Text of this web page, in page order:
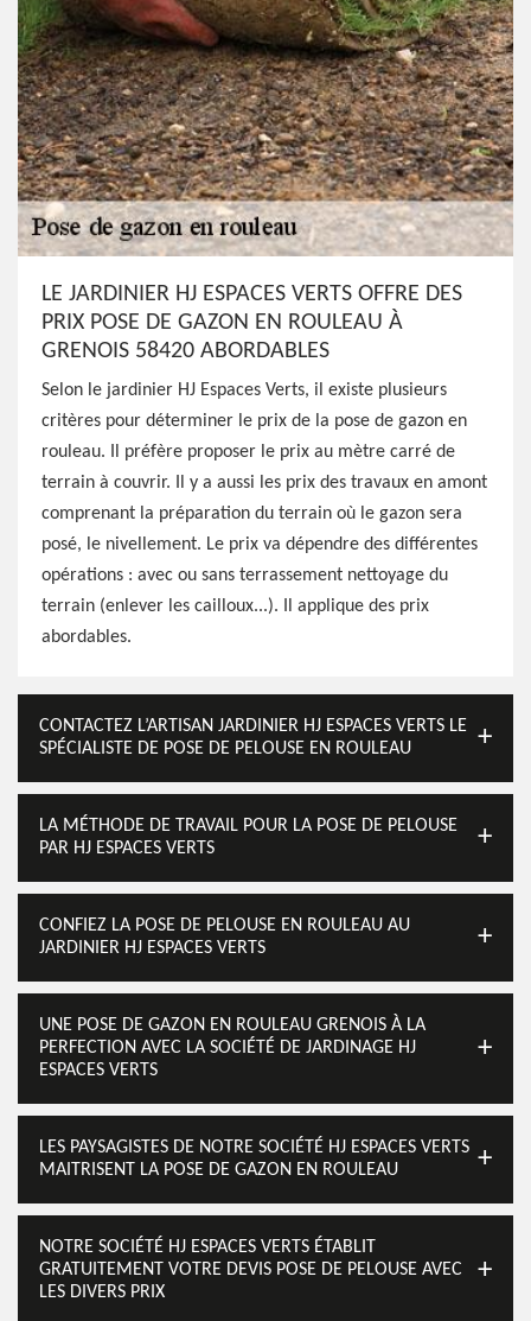
LE JARDINIER HJ ESPACES VERTS OFFRE DES
PRIX POSE DE GAZON EN ROULEAU À
GRENOIS 58420 ABORDABLES
Selon le jardinier HJ Espaces Verts, il existe plusieurs
critères pour déterminer le prix de la pose de gazon en
rouleau. Il préfère proposer le prix au mètre carré de
terrain à couvrir. Il y a aussi les prix des travaux en amont
comprenant la préparation du terrain où le gazon sera
posé, le nivellement. Le prix va dépendre des différentes
opérations : avec ou sans terrassement nettoyage du
terrain (enlever les cailloux...). Il applique des prix
abordables.
CONTACTEZ L’ARTISAN JARDINIER HJ ESPACES VERTS LE
SPÉCIALISTE DE POSE DE PELOUSE EN ROULEAU
LA MÉTHODE DE TRAVAIL POUR LA POSE DE PELOUSE
PAR HJ ESPACES VERTS
CONFIEZ LA POSE DE PELOUSE EN ROULEAU AU
JARDINIER HJ ESPACES VERTS
UNE POSE DE GAZON EN ROULEAU GRENOIS À LA
PERFECTION AVEC LA SOCIÉTÉ DE JARDINAGE HJ
ESPACES VERTS
LES PAYSAGISTES DE NOTRE SOCIÉTÉ HJ ESPACES VERTS
MAITRISENT LA POSE DE GAZON EN ROULEAU
NOTRE SOCIÉTÉ HJ ESPACES VERTS ÉTABLIT
GRATUITEMENT VOTRE DEVIS POSE DE PELOUSE AVEC
LES DIVERS PRIX